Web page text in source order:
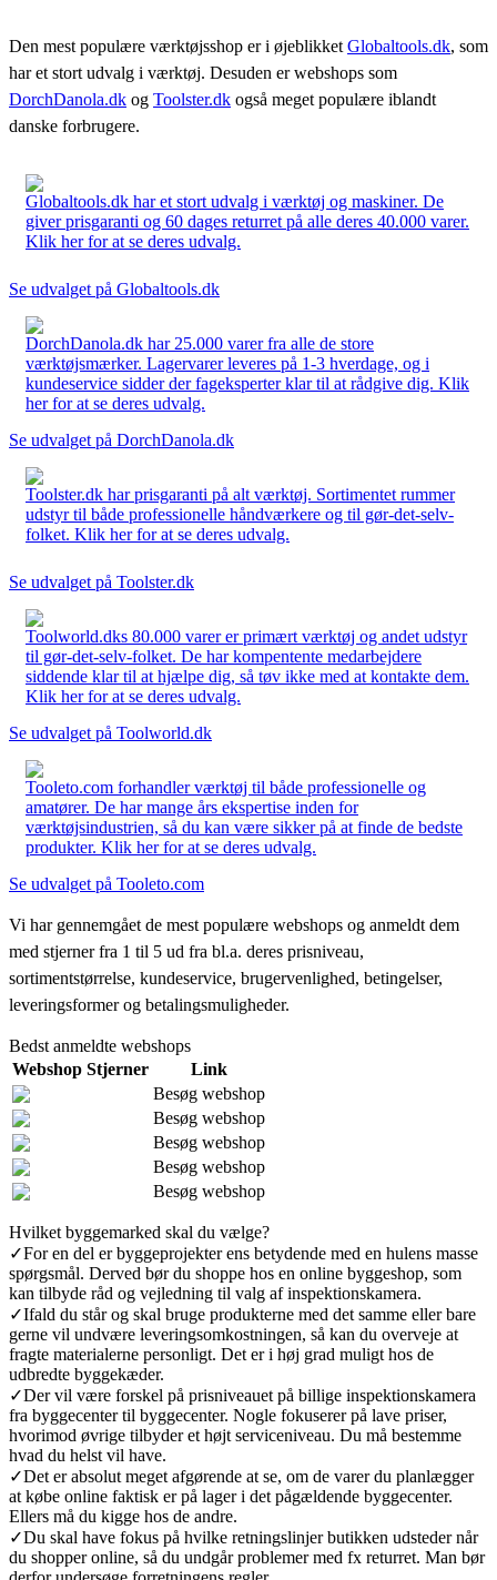
Den mest populære værktøjsshop er i øjeblikket Globaltools.dk, som
har et stort udvalg i værktøj. Desuden er webshops som
DorchDanola.dk og Toolster.dk også meget populære iblandt
danske forbrugere.
Globaltools.dk har et stort udvalg i værktøj og maskiner. De
giver prisgaranti og 60 dages returret på alle deres 40.000 varer.
Klik her for at se deres udvalg.
Se udvalget på Globaltools.dk
DorchDanola.dk har 25.000 varer fra alle de store
værktøjsmærker. Lagervarer leveres på 1-3 hverdage, og i
kundeservice sidder der fageksperter klar til at rådgive dig. Klik
her for at se deres udvalg.
Se udvalget på DorchDanola.dk
Toolster.dk har prisgaranti på alt værktøj. Sortimentet rummer
udstyr til både professionelle håndværkere og til gør-det-selv-
folket. Klik her for at se deres udvalg.
Se udvalget på Toolster.dk
Toolworld.dks 80.000 varer er primært værktøj og andet udstyr
til gør-det-selv-folket. De har kompentente medarbejdere
siddende klar til at hjælpe dig, så tøv ikke med at kontakte dem.
Klik her for at se deres udvalg.
Se udvalget på Toolworld.dk
Tooleto.com forhandler værktøj til både professionelle og
amatører. De har mange års ekspertise inden for
værktøjsindustrien, så du kan være sikker på at finde de bedste
produkter. Klik her for at se deres udvalg.
Se udvalget på Tooleto.com
Vi har gennemgået de mest populære webshops og anmeldt dem
med stjerner fra 1 til 5 ud fra bl.a. deres prisniveau,
sortimentstørrelse, kundeservice, brugervenlighed, betingelser,
leveringsformer og betalingsmuligheder.
Bedst anmeldte webshops
Webshop Stjerner
Link
Besøg webshop
Besøg webshop
Besøg webshop
Besøg webshop
Besøg webshop
Hvilket byggemarked skal du vælge?
✓For en del er byggeprojekter ens betydende med en hulens masse
spørgsmål. Derved bør du shoppe hos en online byggeshop, som
kan tilbyde råd og vejledning til valg af inspektionskamera.
✓Ifald du står og skal bruge produkterne med det samme eller bare
gerne vil undvære leveringsomkostningen, så kan du overveje at
fragte materialerne personligt. Det er i høj grad muligt hos de
udbredte byggekæder.
✓Der vil være forskel på prisniveauet på billige inspektionskamera
fra byggecenter til byggecenter. Nogle fokuserer på lave priser,
hvorimod øvrige tilbyder et højt serviceniveau. Du må bestemme
hvad du helst vil have.
✓Det er absolut meget afgørende at se, om de varer du planlægger
at købe online faktisk er på lager i det pågældende byggecenter.
Ellers må du kigge hos de andre.
✓Du skal have fokus på hvilke retningslinjer butikken udsteder når
du shopper online, så du undgår problemer med fx returret. Man bør